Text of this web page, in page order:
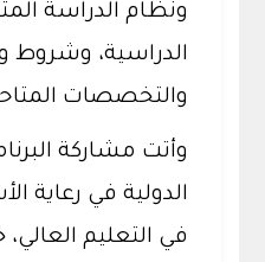
ونظام الدراسة
الدراسية، وشروط
والتخصصات
وأتت مشاركة
الدولية في رعاية
في التعليم